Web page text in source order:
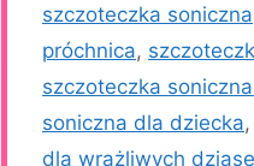
szczoteczka soniczna
próchnica,
szczoteczka
soniczna dla dziecka,
dla wrażliwych